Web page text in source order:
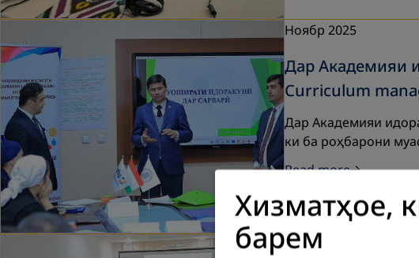
Ноябр 2025
Дар Академияи
Curriculum
Дар Академияи
ки ба роҳбарони
Read more
Сентябр 2025
Хизматҳое,
барем